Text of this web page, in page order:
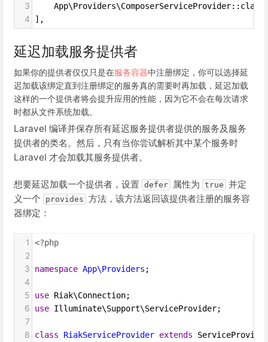
3
4 ],
延迟加载服务提供者
如果你的提供者仅仅只是在服务容器中注册绑定，你可以选择延
迟加载该绑定直到注册绑定的服务真的需要时再加载，延迟加载
这样的一个提供者将会提升应用的性能，因为它不会在每次请求
时都从文件系统加载。
Laravel 编译并保存所有延迟服务提供者提供的服务及服务
提供者的类名。然后，只有当你尝试解析其中某个服务时
Laravel 才会加载其服务提供者。
想要延迟加载一个提供者，设置 defer 属性为 true 并定
义一个
provides 方法，该方法返回该提供者注册的服务容
器绑定：
1 <?php
2
3
namespace App\Providers ;
4
5
use Riak\Connection;
6 use Illuminate\Support\ServiceProvider;
7
8
class RiakServiceProvider extends